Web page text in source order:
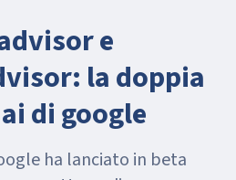
e
la doppia
di google
ha lanciato in beta